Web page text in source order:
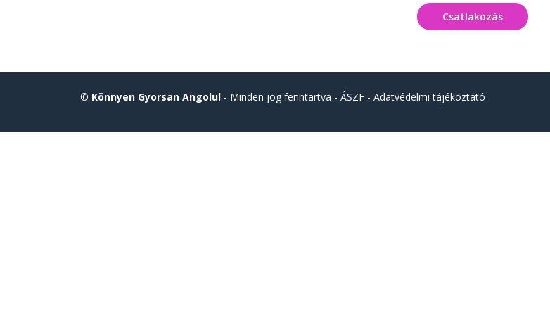
Csatlakozás
© Könnyen Gyorsan Angolul - Minden jog fenntartva - ÁSZF - Adatvédelmi tájékoztató